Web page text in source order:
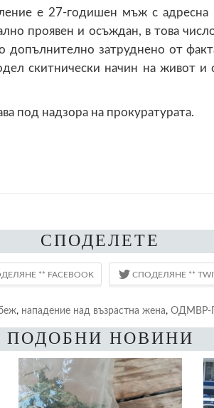
е 27-годишен мъж с адресна
проявен и осъждан, в това
допълнително затруднено от
скитнически начин на живот и
под надзора на прокуратурата.
СПОДЕЛЕТЕ
, нападение над възрастна жена, ОДМВР-
ПОДОБНИ НОВИНИ